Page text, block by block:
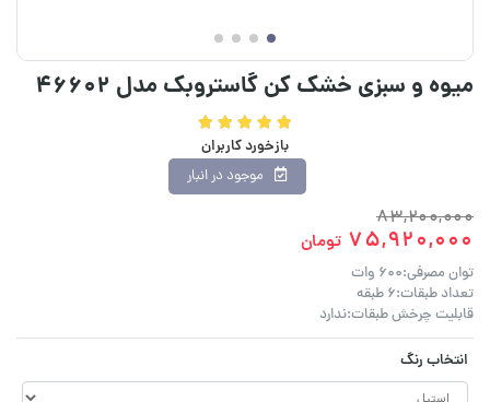
میوه و سبزی خشک کن گاستروبک مدل 46602
بازخورد کاربران
موجود در انبار
83,200,000
75,920,000 تومان
توان مصرفی:600 وات
تعداد طبقات:6 طبقه
قابلیت چرخش طبقات:ندارد
انتخاب رنگ